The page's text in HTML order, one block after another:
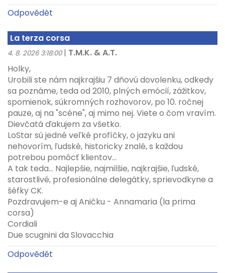
Odpovědět
La terza corsa
4. 8. 2026 3:18:00 | T.M.K. & A.T.
Holky,
Urobili ste nám najkrajšiu 7 dňovú dovolenku, odkedy
sa poznáme, teda od 2010, plných emócií, zážitkov,
spomienok, súkromných rozhovorov, po 10. ročnej
pauze, aj na "scéne", aj mimo nej. Viete o čom vravím.
Dievčatá ďakujem za všetko.
LoStar sú jedné veľké profíčky, o jazyku ani
nehovorím, ľudské, historicky znalé, s každou
potrebou pomôcť klientov...
A tak teda... Najlepšie, najmilšie, najkrajšie, ľudské,
starostlivé, profesionálne delegátky, sprievodkyne a
šéfky CK.
Pozdravujem-e aj Aničku - Annamaria (la prima
corsa)
Cordiali
Due scugnini da Slovacchia
Odpovědět